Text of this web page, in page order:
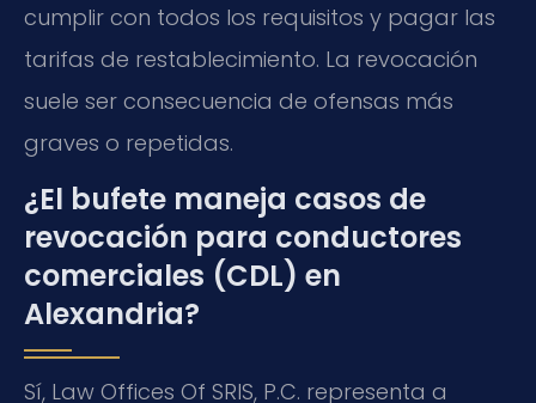
cumplir con todos los requisitos y pagar las
tarifas de restablecimiento. La revocación
suele ser consecuencia de ofensas más
graves o repetidas.
¿El bufete maneja casos de
revocación para conductores
comerciales (CDL) en
Alexandria?
Sí, Law Offices Of SRIS, P.C. representa a